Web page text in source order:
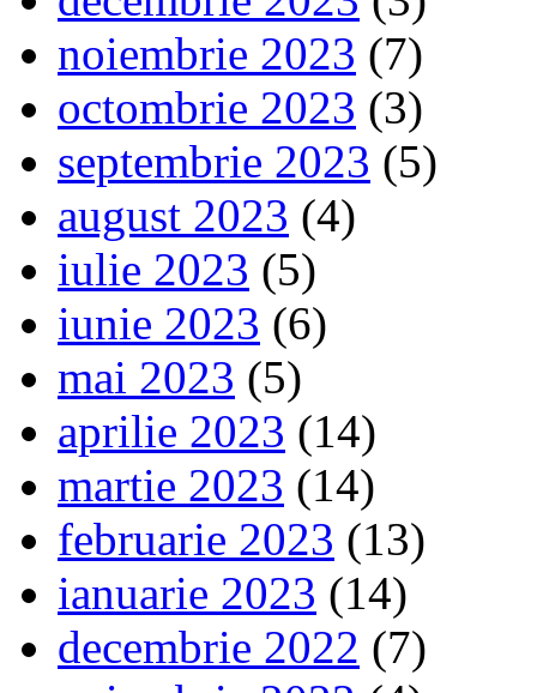
noiembrie 2023 (7)
octombrie 2023 (3)
septembrie 2023 (5)
august 2023 (4)
iulie 2023 (5)
iunie 2023 (6)
mai 2023 (5)
aprilie 2023 (14)
martie 2023 (14)
februarie 2023 (13)
ianuarie 2023 (14)
decembrie 2022 (7)